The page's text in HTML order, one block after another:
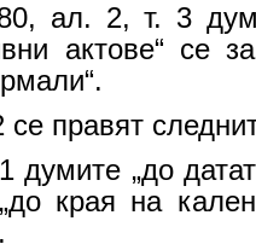
ал. 2, т. 3
актове“ се
се правят
думите „до
края на